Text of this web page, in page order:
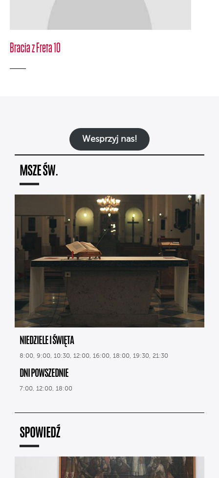
Bracia z Freta 10
Wesprzyj nas!
MSZE ŚW.
NIEDZIELE I ŚWIĘTA
8:00, 9:00, 10:30, 12:00, 16:00, 18:00, 19:30, 21:30
DNI POWSZEDNIE
7:00, 12:00, 18:00
SPOWIEDŹ